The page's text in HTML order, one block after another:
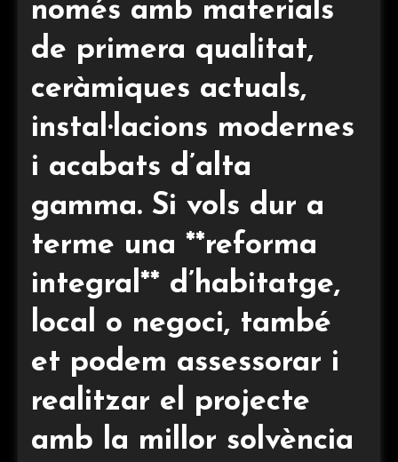
només amb materials
de primera qualitat,
ceràmiques actuals,
instal·lacions modernes
i acabats d’alta
gamma. Si vols dur a
terme una **reforma
integral** d’habitatge,
local o negoci, també
et podem assessorar i
realitzar el projecte
amb la millor solvència